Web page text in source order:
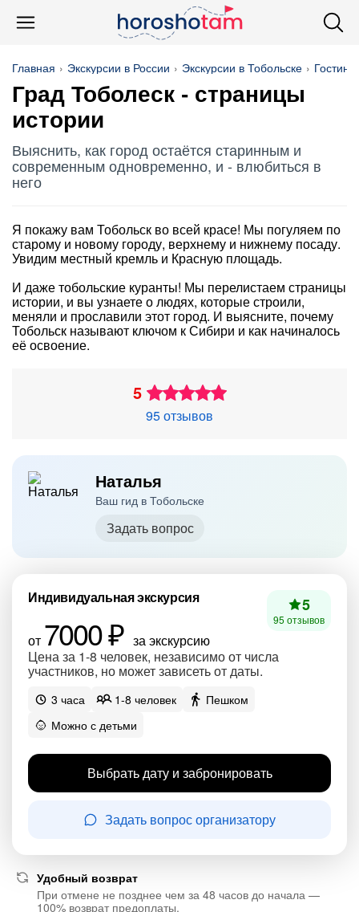
Главная Экскурсии в России Экскурсии в Тобольске
Град Тоболеск - страницы
истории
Выяснить, как город остаётся старинным и
современным одновременно, и - влюбиться в
него
Я покажу вам Тобольск во всей красе! Мы погуляем по
старому и новому городу, верхнему и нижнему посаду.
Увидим местный кремль и Красную площадь.
И даже тобольские куранты! Мы перелистаем страницы
истории, и вы узнаете о людях, которые строили,
меняли и прославили этот город. И выясните, почему
Тобольск называют ключом к Сибири и как начиналось
её освоение.
5
95 отзывов
Наталья
Ваш гид в Тобольске
Задать вопрос
Индивидуальная экскурсия
от 7000 ₽ за экскурсию
Цена за 1-8 человек, независимо от числа
участников, но может зависеть от даты.
5
95 отзывов
3 часа 1-8 человек
Пешком
Можно с детьми
Выбрать дату и забронировать
Задать вопрос организатору
Удобный возврат
При отмене не позднее чем за 48 часов до начала —
100% возврат предоплаты.